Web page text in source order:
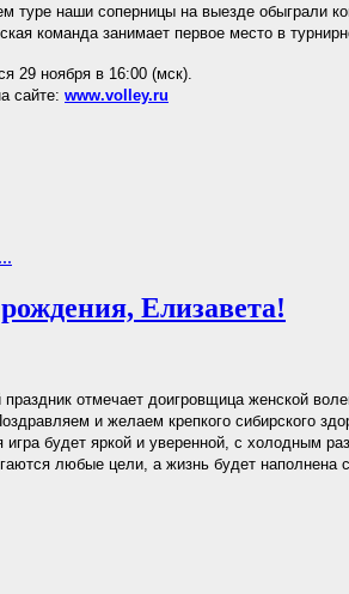
туре наши соперницы на выезде обыграли
команда занимает первое место в
29 ноября в 16:00 (мск).
сайте: www.volley.ru
Елизавета!
праздник отмечает доигровщица женской
и желаем крепкого сибирского
игра будет яркой и уверенной, с холодным
любые цели, а жизнь будет наполнена